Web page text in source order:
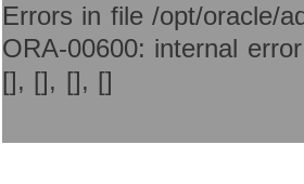
Errors in file /opt/oracle/
ORA-00600: internal
[], [], [], []